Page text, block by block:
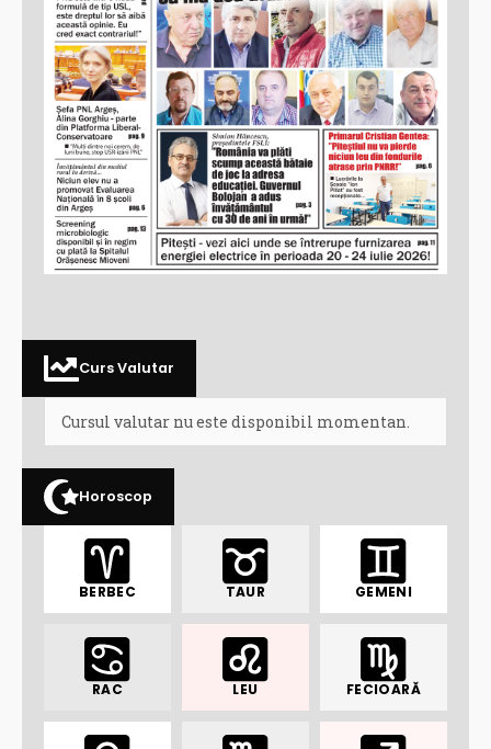
Curs Valutar
Cursul valutar nu este disponibil momentan.
Horoscop
BERBEC TAUR GEMENI
RAC LEU FECIOARĂ